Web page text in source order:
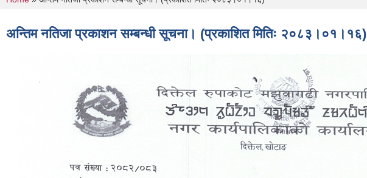
अन्तिम नतिजा प्रकाशन सम्बन्धी सूचना। (प्रकाशित मितिः २०८३।०१।१६)